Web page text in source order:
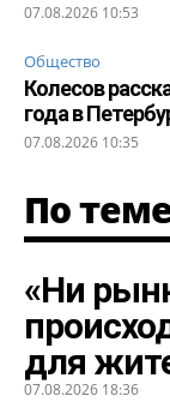
07.08.2026 10:53
Общество
Колесов
года в
07.08.2026 10:35
По
«Ни
для
07.08.2026 18:36